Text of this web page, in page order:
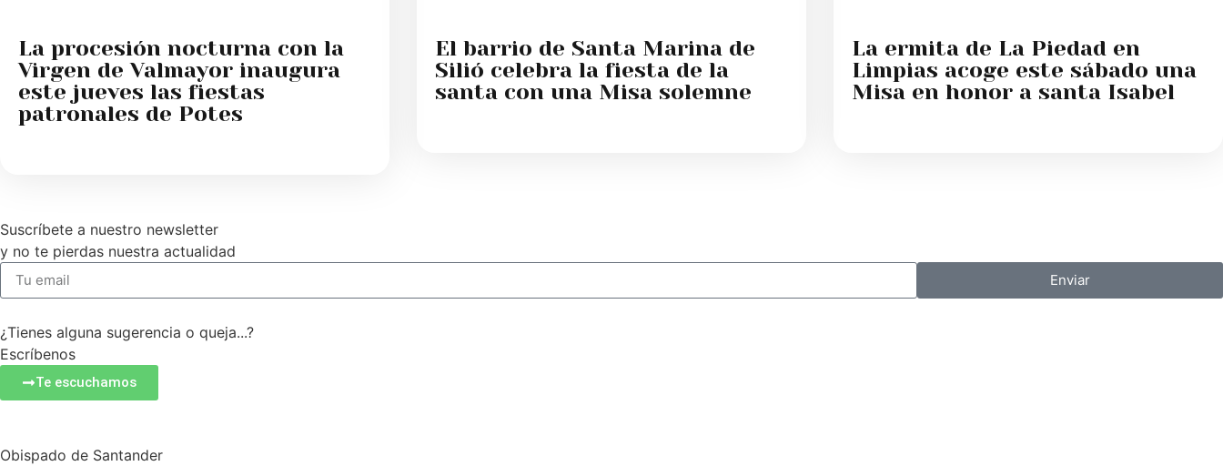
La procesión nocturna con la
Virgen de Valmayor inaugura
este jueves las fiestas
patronales de Potes
El barrio de Santa Marina de
Silió celebra la fiesta de la
santa con una Misa solemne
La ermita de La Piedad en
Limpias acoge este sábado una
Misa en honor a santa Isabel
Suscríbete a nuestro newsletter
y no te pierdas nuestra actualidad
Enviar
¿Tienes alguna sugerencia o queja...?
Escríbenos
Te escuchamos
Obispado de Santander